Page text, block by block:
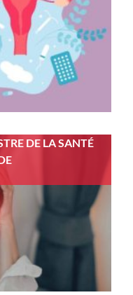
DE LA SANTÉ